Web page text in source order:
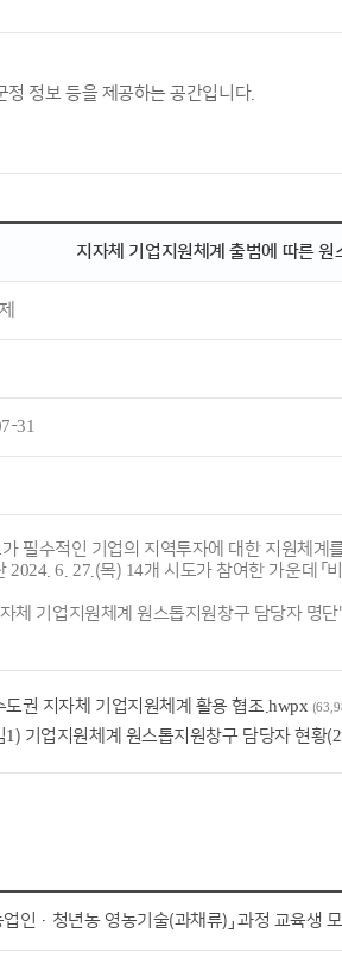
정보 등을 제공하는 공간입니다.
지자체 기업지원체계 출범에 따른 원
31
필수적인 기업의 지역투자에 대한 지원체
6. 27.(목) 14개 시도가 참여한 가운데 「
체 기업지원체계 원스톱지원창구 담당자 명
도권 지자체 기업지원체계 활용 협조.hwpx
1) 기업지원체계 원스톱지원창구 담당자 현황
업인·청년농 영농기술(과채류)」 과정 교육생